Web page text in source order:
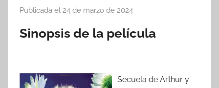
Publicada el 24 de marzo de 2024
r
Sinopsis de la película
Secuela de Arthur y